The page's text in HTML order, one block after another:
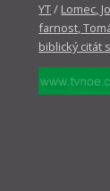
YT/ Lomec,
farnost,
biblický citát